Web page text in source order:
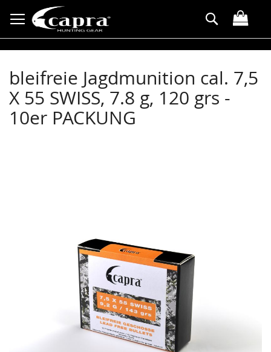
au
contenu
Rechercher
bleifreie Jagdmunition cal. 7,5
X 55 SWISS, 7.8 g, 120 grs -
10er PACKUNG